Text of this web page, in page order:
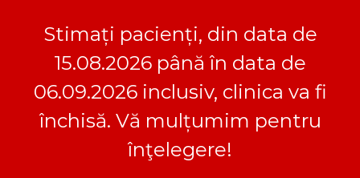
Stimați pacienți, din data de
15.08.2026 până în data de
06.09.2026 inclusiv, clinica va fi
închisă. Vă mulțumim pentru
înţelegere!